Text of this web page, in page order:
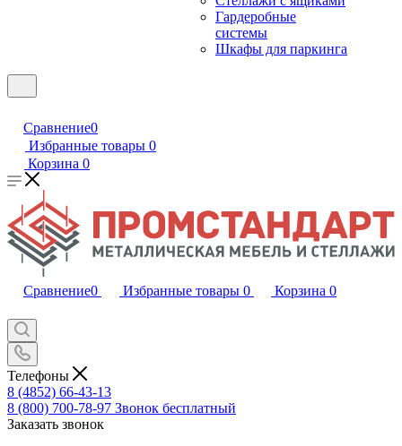
Гардеробные
системы
Шкафы для паркинга
Сравнение0
Избранные товары 0
Корзина 0
Сравнение0 Избранные товары 0 Корзина 0
Телефоны
8 (4852) 66-43-13
8 (800) 700-78-97 Звонок бесплатный
Заказать звонок